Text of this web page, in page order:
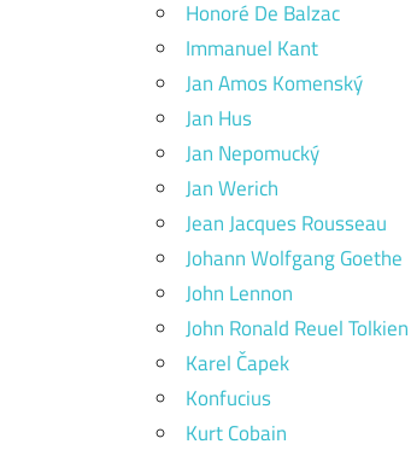
Honoré De Balzac
Immanuel Kant
Jan Amos Komenský
Jan Hus
Jan Nepomucký
Jan Werich
Jean Jacques Rousseau
Johann Wolfgang Goethe
John Lennon
John Ronald Reuel Tolkien
Karel Čapek
Konfucius
Kurt Cobain